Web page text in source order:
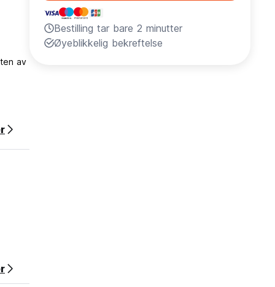
av
Bestilling tar bare 2 minutter
Øyeblikkelig bekreftelse